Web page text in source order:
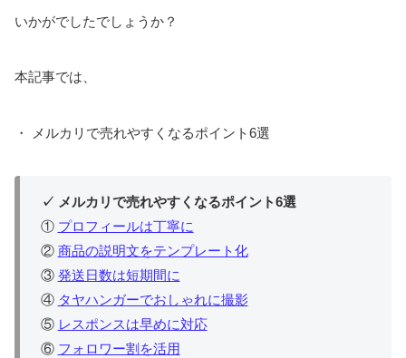
いかがでしたでしょうか？
本記事では、
・ メルカリで売れやすくなるポイント6選
✓ メルカリで売れやすくなるポイント6選
① プロフィールは丁寧に
② 商品の説明文をテンプレート化
③ 発送日数は短期間に
④ タヤハンガーでおしゃれに撮影
⑤ レスポンスは早めに対応
⑥ フォロワー割を活用